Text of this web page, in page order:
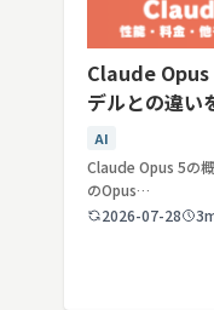
Claude Opus
デルとの違い
AI
Claude Opus 5の
のOpus…
2026-07-28